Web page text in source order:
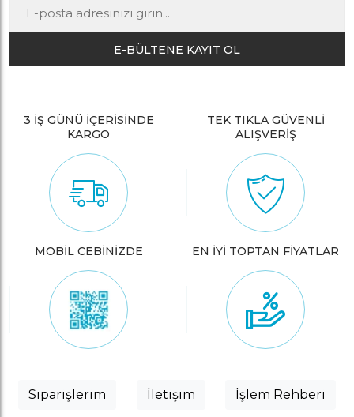
E-BÜLTENE KAYIT OL
3 İŞ GÜNÜ İÇERİSİNDE
KARGO
TEK TIKLA GÜVENLİ
ALIŞVERİŞ
MOBİL CEBİNİZDE EN İYİ TOPTAN FİYATLAR
Siparişlerim İletişim İşlem Rehberi